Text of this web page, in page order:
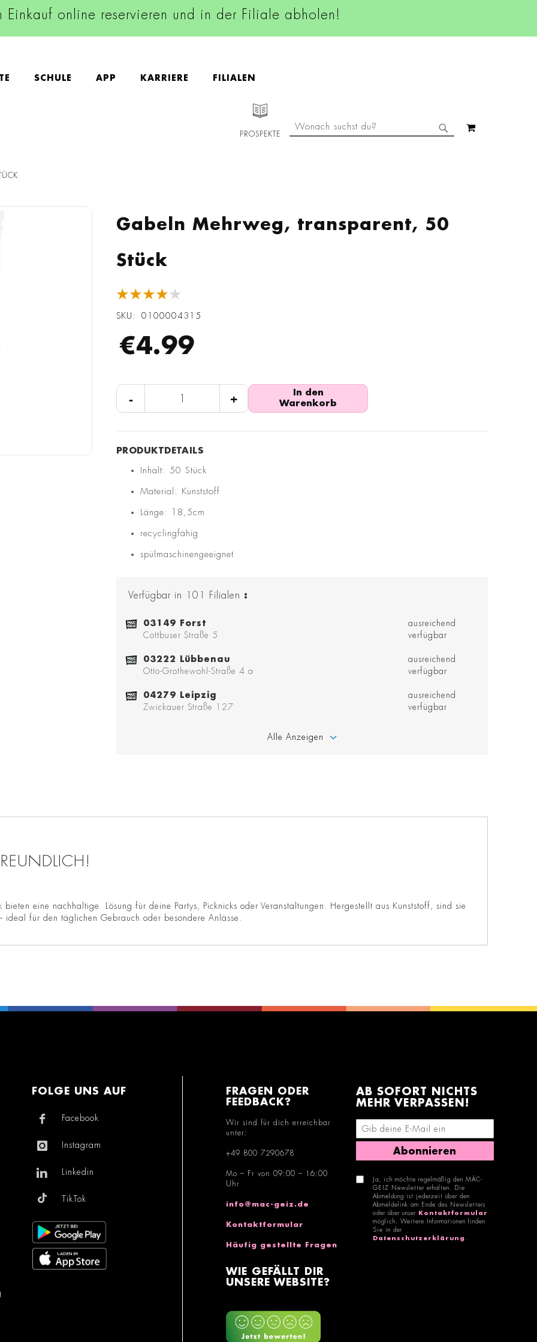
Einkauf online reservieren und in der Filiale abholen!
SCHULE APP KARRIERE FILIALEN
PROSPEKTE
SUCHE
Gabeln Mehrweg, transparent, 50
Stück
★★★★★
SKU 0100004315
€4.99
- +
In den
Warenkorb
Inhalt: 50 Stück
Material: Kunststoff
Länge: 18,5cm
recyclingfähig
spülmaschinengeeignet
Verfügbar in 101 Filialen :
03149 Forst
Cottbuser Straße 5
ausreichend
verfügbar
03222 Lübbenau
Otto-Grothewohl-Straße 4 a
ausreichend
verfügbar
04279 Leipzig
Zwickauer Straße 127
ausreichend
verfügbar
Alle Anzeigen
eine nachhaltige Lösung für deine Partys, Picknicks oder Veranstaltungen. Hergestellt aus Kunststoff, sind sie
für den täglichen Gebrauch oder besondere Anlässe.
FOLGE UNS AUF
Facebook
Instagram
Linkedin
TikTok
FRAGEN ODER
FEEDBACK?
Wir sind für dich erreichbar
unter:
+49 800 7290678
Mo – Fr von 09:00 – 16:00
Uhr
info@mac-geiz.de
Kontaktformular
Häufig gestellte Fragen
WIE GEFÄLLT DIR
UNSERE WEBSITE?
AB SOFORT NICHTS
MEHR VERPASSEN!
E-Mail-Adresse eingeben
Abonnieren
Ja, ich möchte regelmäßig den MÄC-
GEIZ Newsletter erhalten. Die
Abmeldung ist jederzeit über den
Abmeldelink am Ende des Newsletters
oder über unser
Kontaktformular
möglich. Weitere Informationen finden
Sie in der
Datenschutzerklärung .